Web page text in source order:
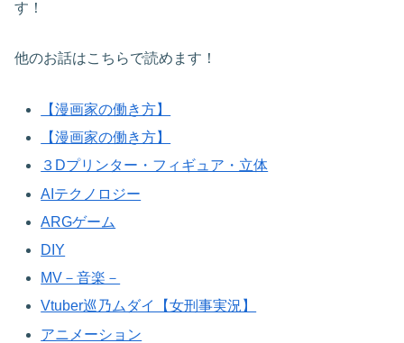
す！
他のお話はこちらで読めます！
【漫画家の働き方】
【漫画家の働き方】
３Dプリンター・フィギュア・立体
AIテクノロジー
ARGゲーム
DIY
MV－音楽－
Vtuber巡乃ムダイ【女刑事実況】
アニメーション